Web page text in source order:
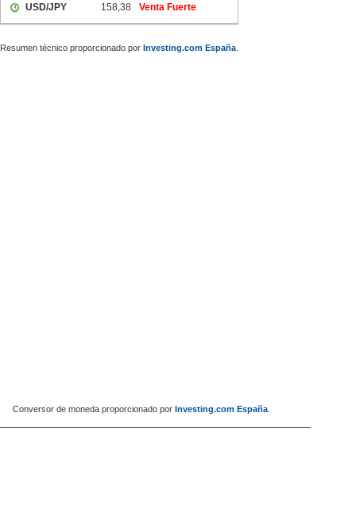
Resumen técnico proporcionado por Investing.com España
Conversor de moneda proporcionado por Investing.com España